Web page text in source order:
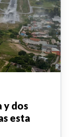
y dos
esta